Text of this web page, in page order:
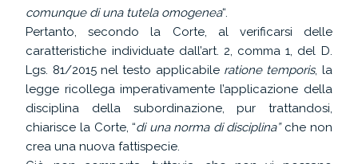
comunque di una tutela omogenea“.
Pertanto, secondo la Corte, al verificarsi delle
caratteristiche individuate dall’art. 2, comma 1, del D.
Lgs. 81/2015 nel testo applicabile ratione temporis, la
legge ricollega imperativamente l’applicazione della
disciplina della subordinazione, pur trattandosi,
chiarisce la Corte, “di una norma di disciplina”che non
crea una nuova fattispecie.